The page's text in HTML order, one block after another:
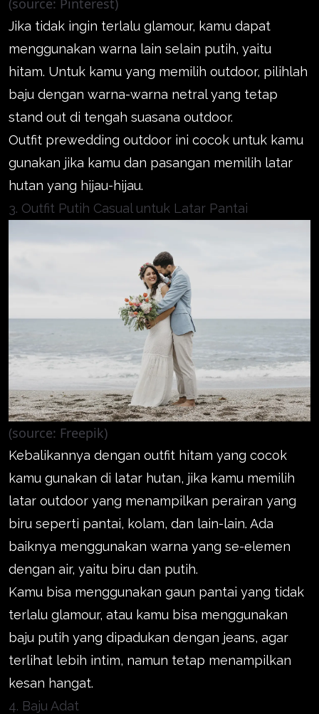
(source: Pinterest)
Jika tidak ingin terlalu glamour, kamu dapat
menggunakan warna lain selain putih, yaitu
hitam. Untuk kamu yang memilih outdoor, pilihlah
baju dengan warna-warna netral yang tetap
stand out di tengah suasana outdoor.
Outfit prewedding outdoor ini cocok untuk kamu
gunakan jika kamu dan pasangan memilih latar
hutan yang hijau-hijau.
3. Outfit Putih Casual untuk Latar Pantai
(source: Freepik)
Kebalikannya dengan outfit hitam yang cocok
kamu gunakan di latar hutan, jika kamu memilih
latar outdoor yang menampilkan perairan yang
biru seperti pantai, kolam, dan lain-lain. Ada
baiknya menggunakan warna yang se-elemen
dengan air, yaitu biru dan putih.
Kamu bisa menggunakan gaun pantai yang tidak
terlalu glamour, atau kamu bisa menggunakan
baju putih yang dipadukan dengan jeans, agar
terlihat lebih intim, namun tetap menampilkan
kesan hangat.
4. Baju Adat